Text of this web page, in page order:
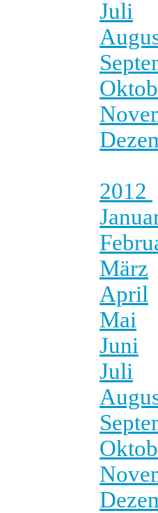
Juli
2012
März
April
Mai
Juni
Juli